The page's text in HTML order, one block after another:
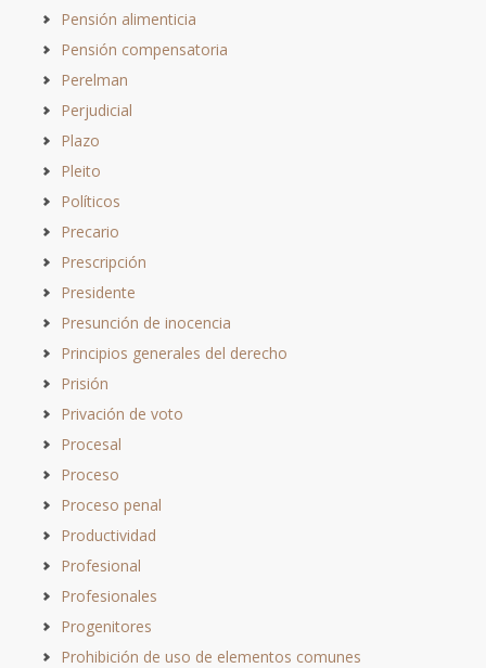
Pensión alimenticia
Pensión compensatoria
Perelman
Perjudicial
Plazo
Pleito
Políticos
Precario
Prescripción
Presidente
Presunción de inocencia
Principios generales del derecho
Prisión
Privación de voto
Procesal
Proceso
Proceso penal
Productividad
Profesional
Profesionales
Progenitores
Prohibición de uso de elementos comunes